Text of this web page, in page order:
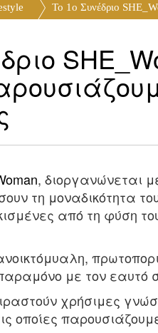
Το 1ο Συνέδριο
, διοργανώνεται
τη μοναδικότητα
από τη φύση
με τον
χρήσιμες
οποίες